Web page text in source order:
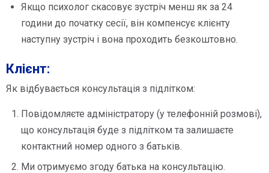
Якщо психолог скасовує зустріч менш як за 24
години до початку сесії, він компенсує клієнту
наступну зустріч і вона проходить безкоштовно.
Клієнт:
Як відбувається консультація з підлітком:
Повідомляєте адміністратору (у телефонній розмові),
що консультація буде з підлітком та залишаєте
контактний номер одного з батьків.
Ми отримуємо згоду батька на консультацію.